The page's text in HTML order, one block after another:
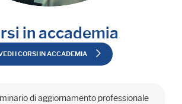
in accademia
I CORSI IN ACCADEMIA
di aggiornamento professionale